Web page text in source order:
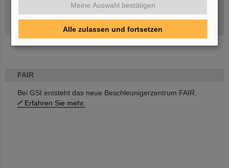
FAIR
Bei GSI entsteht das neue Beschleunigerzentrum FAIR.
Erfahren Sie mehr.
GSI-FAIR Kolloquium
Aktuelle Termine
Meine Auswahl bestätigen
Alle zulassen und fortsetzen